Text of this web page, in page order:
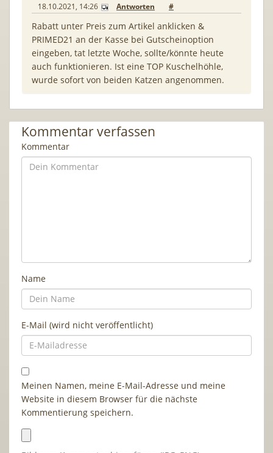
18.10.2021, 14:26 Antworten #
Rabatt unter Preis zum Artikel anklicken &
PRIMED21 an der Kasse bei Gutscheinoption
eingeben, tat letzte Woche, sollte/könnte heute
auch funktionieren. Ist eine TOP Kuschelhöhle,
wurde sofort von beiden Katzen angenommen.
Kommentar verfassen
Kommentar
Name
E-Mail (wird nicht veröffentlicht)
Meinen Namen, meine E-Mail-Adresse und meine
Website in diesem Browser für die nächste
Kommentierung speichern.